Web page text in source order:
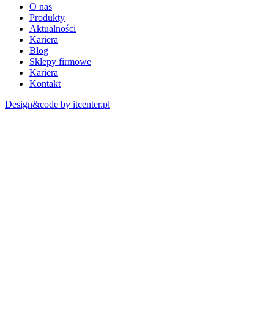
O nas
Produkty
Aktualności
Kariera
Blog
Sklepy firmowe
Kariera
Kontakt
Design&code by itcenter.pl